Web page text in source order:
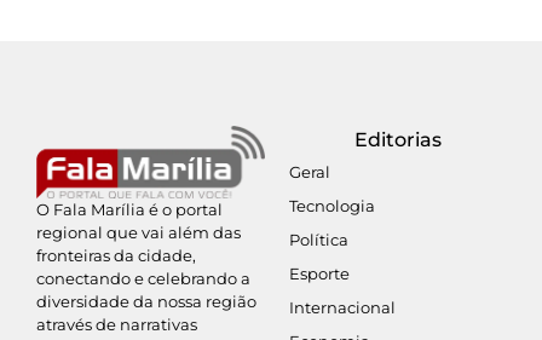
O Fala Marília é o portal
regional que vai além das
fronteiras da cidade,
conectando e celebrando a
diversidade da nossa região
através de narrativas
Editorias
Geral
Tecnologia
Política
Esporte
Internacional